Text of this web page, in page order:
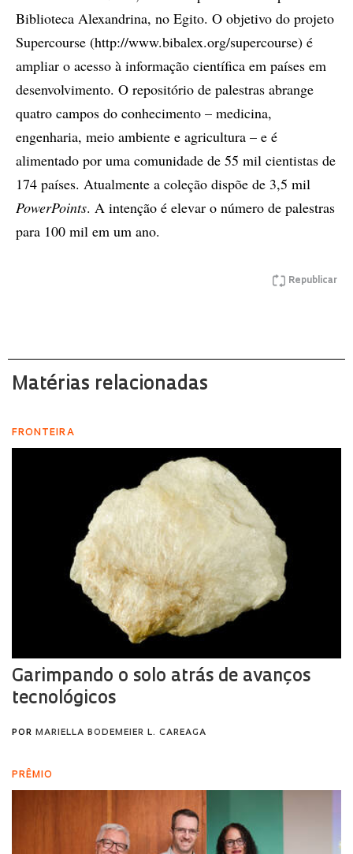
Biblioteca Alexandrina, no Egito. O objetivo do projeto
Supercourse (http://www.bibalex.org/supercourse) é
ampliar o acesso à informação científica em países em
desenvolvimento. O repositório de palestras abrange
quatro campos do conhecimento – medicina,
engenharia, meio ambiente e agricultura – e é
alimentado por uma comunidade de 55 mil cientistas de
174 países. Atualmente a coleção dispõe de 3,5 mil
PowerPoints. A intenção é elevar o número de palestras
para 100 mil em um ano.
Republicar